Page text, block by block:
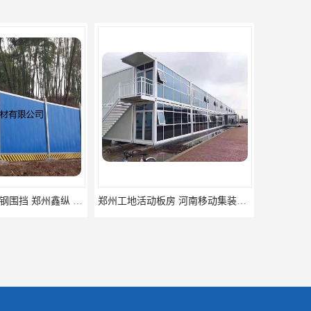
郑州工地活动板房 河南移动集装箱房厂家直销 河南frp采光板 质量好价格优惠